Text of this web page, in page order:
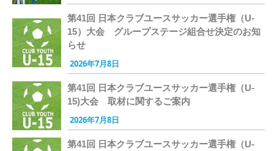
第41回 日本クラブユースサッカー選手権（U-
15）大会 グループステージ組合せ決定のお知
らせ
2026年7月8日
第41回 日本クラブユースサッカー選手権（U-
15)大会 取材に関するご案内
2026年7月8日
第41回 日本クラブユースサッカー選手権（U-